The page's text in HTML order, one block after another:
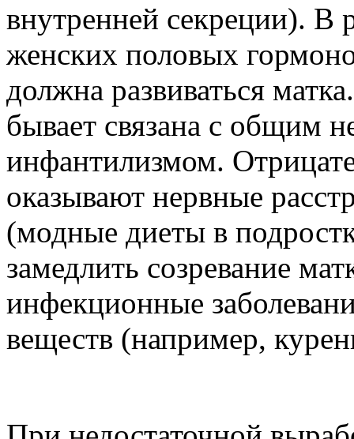
внутренней секреции). В
женских половых
должна развиваться
бывает связана с общим
инфантилизмом.
оказывают нервные
(модные диеты в
замедлить созревание
инфекционные
веществ (например,